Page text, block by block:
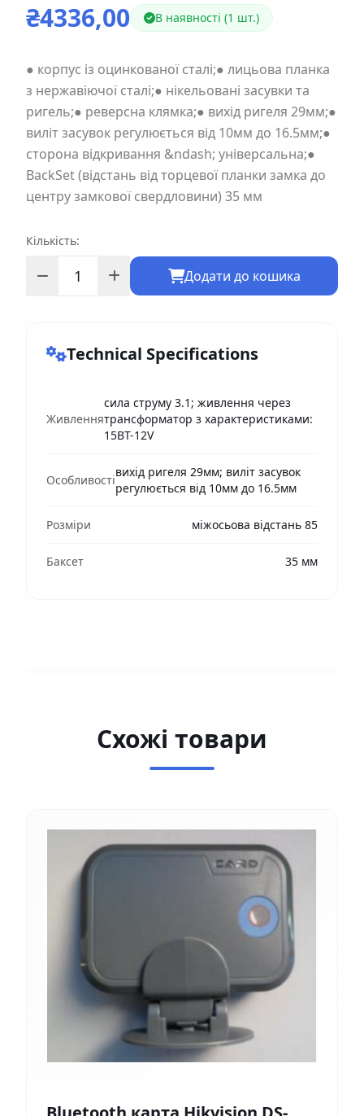
₴4336,00 В наявності (1 шт.)
● корпус із оцинкованої сталі;● лицьова планка
з нержавіючої сталі;● нікельовані засувки та
ригель;● реверсна клямка;● вихід ригеля 29мм;●
виліт засувок регулюється від 10мм до 16.5мм;●
сторона відкривання &ndash; універсальна;●
BackSet (відстань від торцевої планки замка до
центру замкової свердловини) 35 мм
Кількість:
Додати до кошика
Technical Specifications
Живлення
сила струму 3.1; живлення через
трансформатор з характеристиками:
15ВТ-12V
Особливості
вихід ригеля 29мм; виліт засувок
регулюється від 10мм до 16.5мм
Розміри міжосьова відстань 85
Баксет 35 мм
Схожі товари